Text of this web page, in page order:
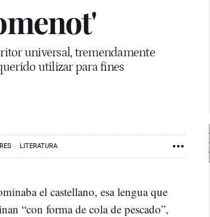
universal, tremendamente
utilizar para fines
LITERATURA
el castellano, esa lengua que
“con forma de cola de pescado”,